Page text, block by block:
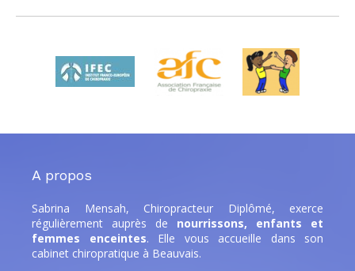
A propos
Sabrina Mensah, Chiropracteur Diplômé, exerce
régulièrement auprès de nourrissons, enfants et
femmes enceintes. Elle vous accueille dans son
cabinet chiropratique à Beauvais.